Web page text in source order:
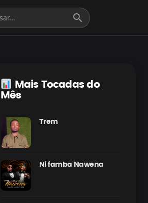
search
Mais Tocadas do
Mês
Trem
Ni famba Nawena